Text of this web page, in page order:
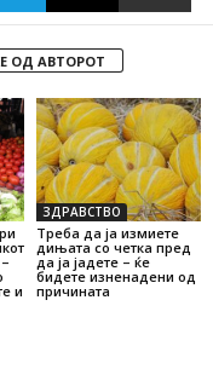
ОД АВТОРОТ
и
ЗДРАВСТВО
Треба да ја измиете
дињата со четка пред
да ја јадете – ќе
бидете изненадени од
причината